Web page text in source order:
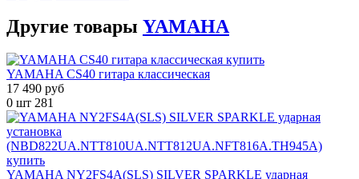
Другие товары YAMAHA
YAMAHA CS40 гитара классическая
17 490 руб
0 шт 281
YAMAHA NY2FS4A(SLS) SILVER SPARKLE ударная